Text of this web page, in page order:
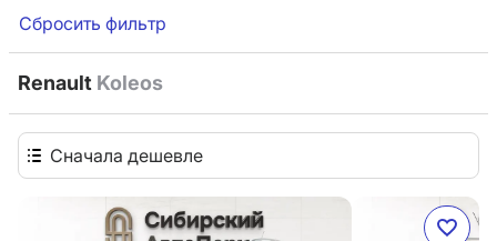
Сбросить фильтр
Renault Koleos
Сначала дешевле